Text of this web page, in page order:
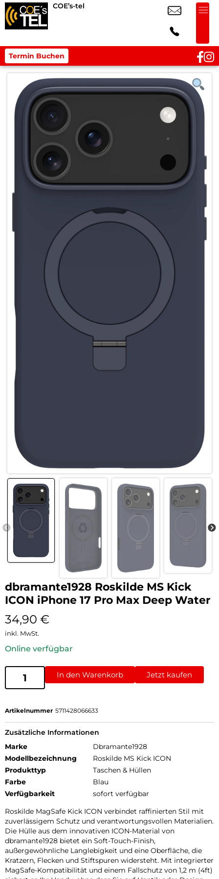
COE’s-tel
Termin Buchen
dbramante1928 Roskilde MS Kick
ICON iPhone 17 Pro Max Deep Water
34,90 €
inkl. MwSt.
Online verfügbar
In den Warenkorb Jetzt kaufen
Artikelnummer 5711428066633
Zusätzliche Informationen
Marke
Dbramante1928
Modellbezeichnung
Roskilde MS Kick ICON
Produkttyp
Taschen & Hüllen
Farbe
Blau
Verfügbarkeit
sofort verfügbar
Roskilde MagSafe Kick ICON verbindet raffinierten Stil mit
zuverlässigem Schutz und verantwortungsvollen Materialien.
Die Hülle aus dem innovativen ICON-Material von
dbramante1928 bietet ein Soft-Touch-Finish,
außergewöhnliche Langlebigkeit und eine Oberfläche, die
Kratzern, Flecken und Stiftspuren widersteht. Mit integrierter
MagSafe-Kompatibilität und einem Fallschutz von 1,2 m (4ft)